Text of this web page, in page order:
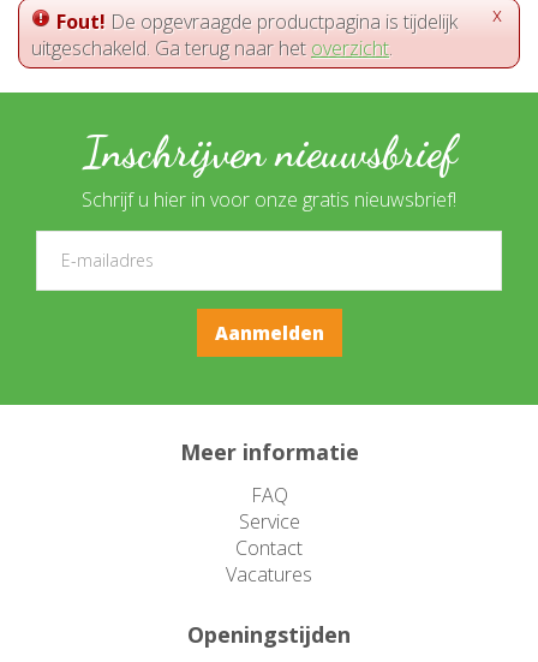
x
Fout! De opgevraagde productpagina is tijdelijk
uitgeschakeld. Ga terug naar het overzicht.
Inschrijven nieuwsbrief
Schrijf u hier in voor onze gratis nieuwsbrief!
Meer informatie
FAQ
Service
Contact
Vacatures
Openingstijden